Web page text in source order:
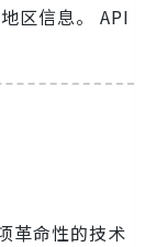
区信息。 API
革命性的技术